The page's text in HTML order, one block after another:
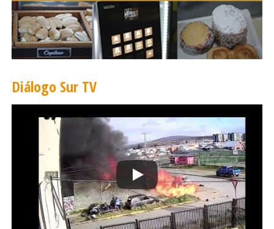
Diálogo Sur TV